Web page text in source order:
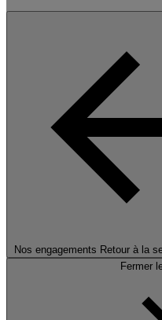
Nos engagements Retour à la
Fermer